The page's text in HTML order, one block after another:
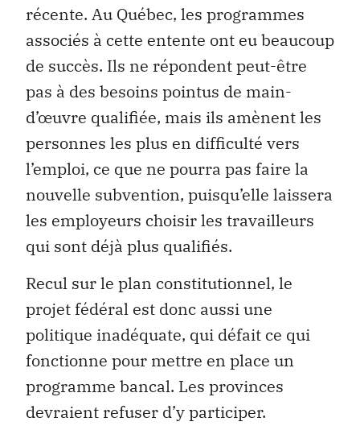
récente. Au Québec, les programmes
associés à cette entente ont eu beaucoup
de succès. Ils ne répondent peut-être
pas à des besoins pointus de main-
d’œuvre qualifiée, mais ils amènent les
personnes les plus en difficulté vers
l’emploi, ce que ne pourra pas faire la
nouvelle subvention, puisqu’elle laissera
les employeurs choisir les travailleurs
qui sont déjà plus qualifiés.
Recul sur le plan constitutionnel, le
projet fédéral est donc aussi une
politique inadéquate, qui défait ce qui
fonctionne pour mettre en place un
programme bancal. Les provinces
devraient refuser d’y participer.